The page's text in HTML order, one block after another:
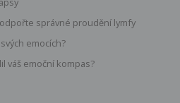
správné proudění lymfy
emocích?
váš emoční kompas?